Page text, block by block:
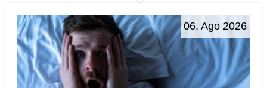
06. Ago 2026